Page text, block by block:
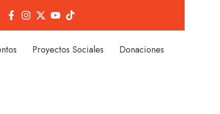
Proyectos Sociales Donaciones